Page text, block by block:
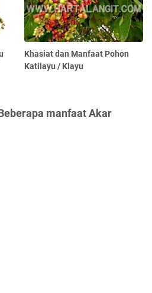
Khasiat dan Manfaat Pohon
Katilayu / Klayu
manfaat Akar